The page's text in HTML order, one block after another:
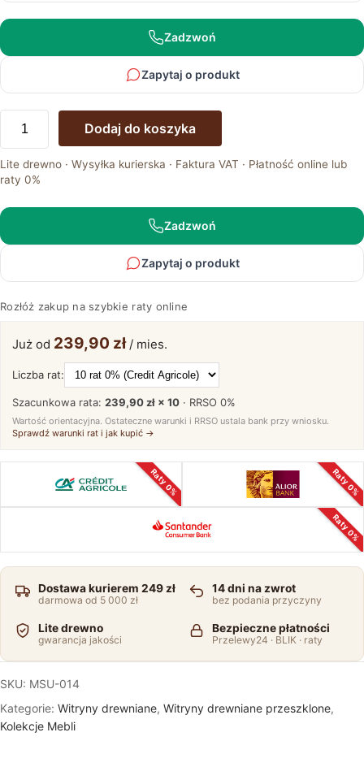
Zadzwoń
Zapytaj o produkt
Witryna
Dębowa
Szeroka
180
cm
Avero
Dodaj do koszyka
Lite drewno · Wysyłka kurierska · Faktura VAT · Płatność online lub
raty 0%
Zadzwoń
Zapytaj o produkt
Rozłóż zakup na szybkie raty online
Już od 239,90 zł/ mies.
Liczba rat:
Szacunkowa rata: 239,90 zł × 10 · RRSO 0%
Wartość orientacyjna. Ostateczne warunki i RRSO ustala bank przy wniosku.
Sprawdź warunki rat i jak kupić →
Raty 0%
Raty 0%
Raty 0%
Dostawa kurierem 249 zł
darmowa od 5 000 zł
14 dni na zwrot
bez podania przyczyny
Lite drewno
gwarancja jakości
Bezpieczne płatności
Przelewy24 · BLIK · raty
SKU: MSU-014
Kategorie: Witryny drewniane, Witryny drewniane przeszklone,
Kolekcje Mebli